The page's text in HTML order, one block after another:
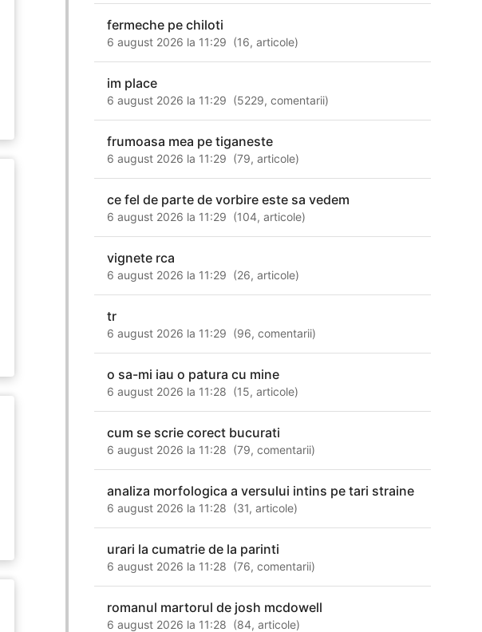
fermeche pe chiloti
6 august 2026 la 11:29 (16,articole)
im place
6 august 2026 la 11:29 (5229,comentarii)
frumoasa mea pe tiganeste
6 august 2026 la 11:29 (79,articole)
ce fel de parte de vorbire este sa vedem
6 august 2026 la 11:29 (104,articole)
vignete rca
6 august 2026 la 11:29 (26,articole)
tr
6 august 2026 la 11:29 (96,comentarii)
o sa-mi iau o patura cu mine
6 august 2026 la 11:28 (15,articole)
cum se scrie corect bucurati
6 august 2026 la 11:28 (79,comentarii)
analiza morfologica a versului intins pe tari straine
6 august 2026 la 11:28 (31,articole)
urari la cumatrie de la parinti
6 august 2026 la 11:28 (76,comentarii)
romanul martorul de josh mcdowell
6 august 2026 la 11:28 (84,articole)